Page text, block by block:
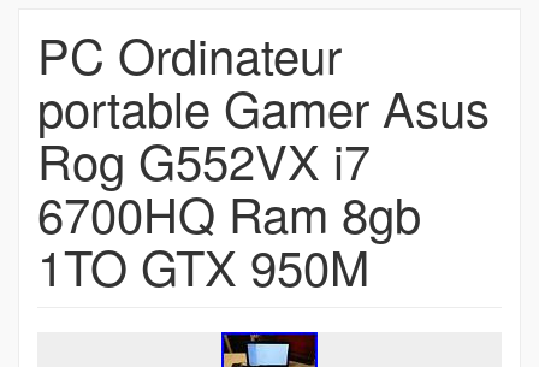
PC Ordinateur
portable Gamer Asus
Rog G552VX i7
6700HQ Ram 8gb
1TO GTX 950M